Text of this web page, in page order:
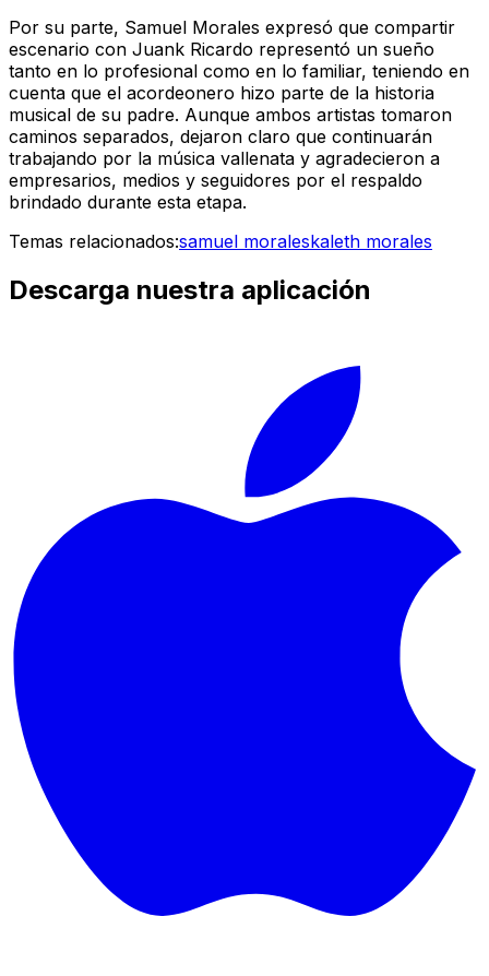
Por su parte, Samuel Morales expresó que compartir
escenario con Juank Ricardo representó un sueño
tanto en lo profesional como en lo familiar, teniendo en
cuenta que el acordeonero hizo parte de la historia
musical de su padre. Aunque ambos artistas tomaron
caminos separados, dejaron claro que continuarán
trabajando por la música vallenata y agradecieron a
empresarios, medios y seguidores por el respaldo
brindado durante esta etapa.
Temas relacionados:samuel moraleskaleth morales
Descarga nuestra aplicación